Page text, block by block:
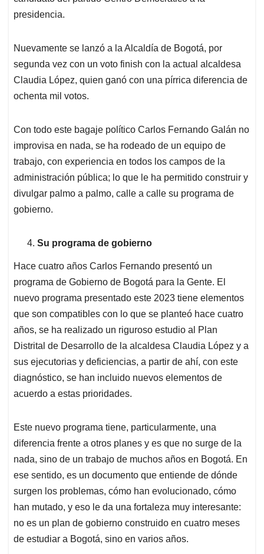
presidencia.
Nuevamente se lanzó a la Alcaldía de Bogotá, por
segunda vez con un voto finish con la actual alcaldesa
Claudia López, quien ganó con una pírrica diferencia de
ochenta mil votos.
Con todo este bagaje político Carlos Fernando Galán no
improvisa en nada, se ha rodeado de un equipo de
trabajo, con experiencia en todos los campos de la
administración pública; lo que le ha permitido construir y
divulgar palmo a palmo, calle a calle su programa de
gobierno.
Su programa de gobierno
Hace cuatro años Carlos Fernando presentó un
programa de Gobierno de Bogotá para la Gente. El
nuevo programa presentado este 2023 tiene elementos
que son compatibles con lo que se planteó hace cuatro
años, se ha realizado un riguroso estudio al Plan
Distrital de Desarrollo de la alcaldesa Claudia López y a
sus ejecutorias y deficiencias, a partir de ahí, con este
diagnóstico, se han incluido nuevos elementos de
acuerdo a estas prioridades.
Este nuevo programa tiene, particularmente, una
diferencia frente a otros planes y es que no surge de la
nada, sino de un trabajo de muchos años en Bogotá. En
ese sentido, es un documento que entiende de dónde
surgen los problemas, cómo han evolucionado, cómo
han mutado, y eso le da una fortaleza muy interesante:
no es un plan de gobierno construido en cuatro meses
de estudiar a Bogotá, sino en varios años.